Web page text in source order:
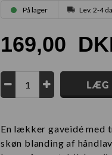
På lager Lev. 2-4
169,00
En lækker gaveidé med
skøn blanding af